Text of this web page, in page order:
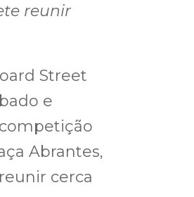
reunir
Street
e
Abrantes,
cerca